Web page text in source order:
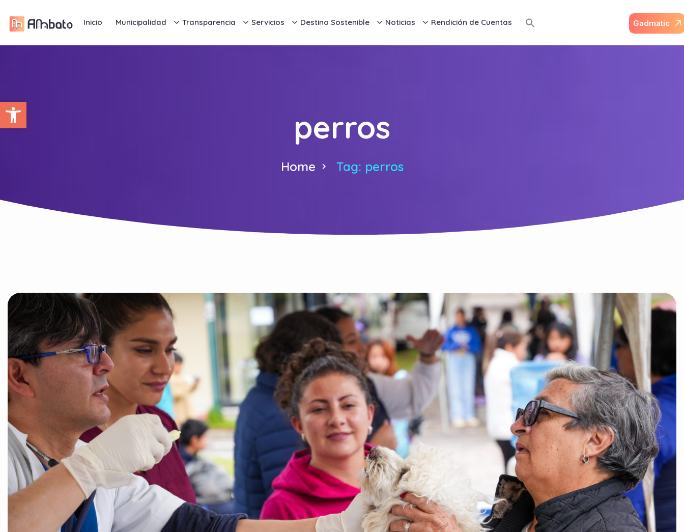
Abrir barra de herramientas
Inicio Municipalidad Transparencia Servicios Destino Sostenible Noticias Rendición de Cuentas Gadmatic
perros
Home Tag: perros